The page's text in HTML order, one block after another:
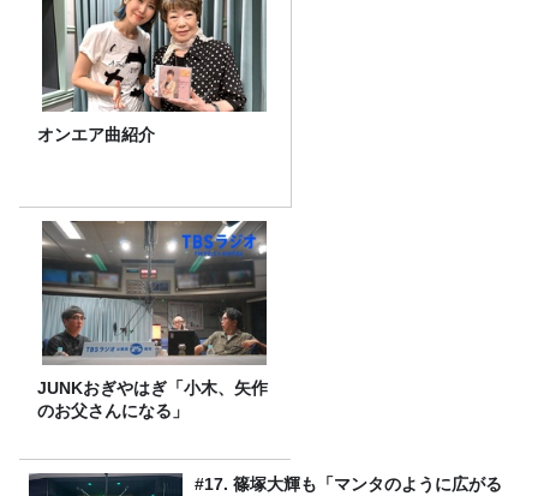
オンエア曲紹介
JUNKおぎやはぎ「小木、矢作
のお父さんになる」
#17. 篠塚大輝も「マンタのように広がる